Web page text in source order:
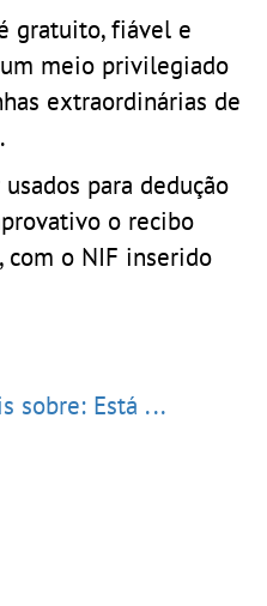
gratuito, fiável e
meio privilegiado
extraordinárias de
para dedução
o recibo
o NIF inserido
sobre: Está ...